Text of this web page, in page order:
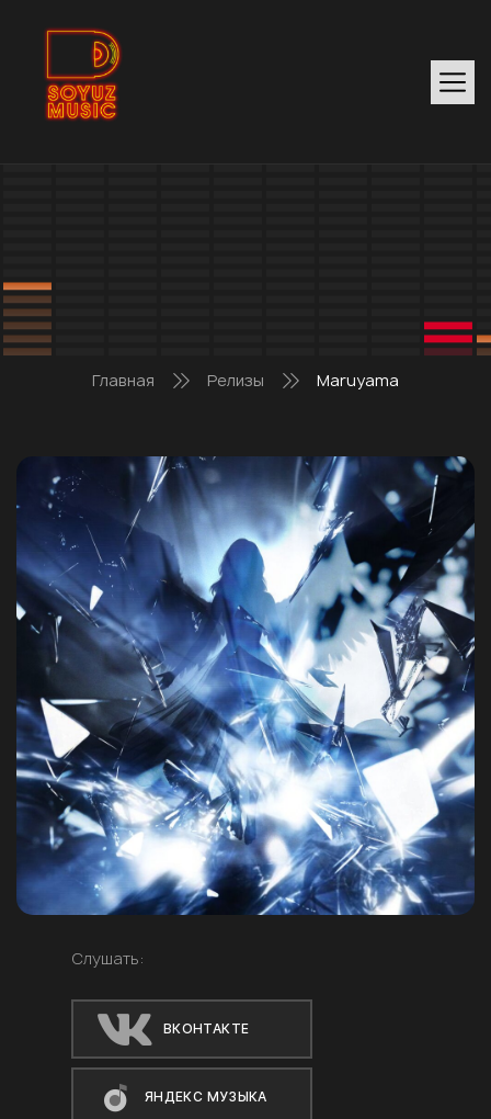
Главная Релизы Maruyama
Слушать:
ВКОНТАКТЕ
ЯНДЕКС МУЗЫКА